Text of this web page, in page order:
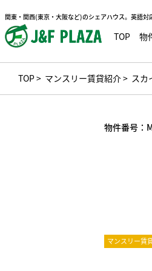
関東・関西(東京・大阪など)のシェアハウス。英語対
TOP 物
TOP> マンスリー賃貸紹介> スカ
物件番号：
マンスリー賃